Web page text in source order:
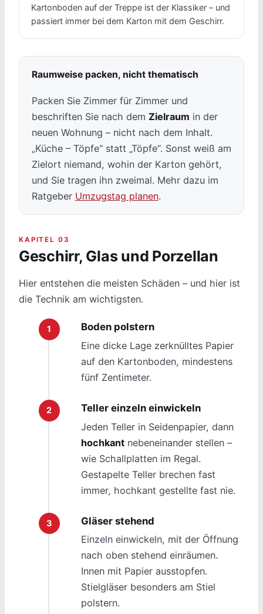
Kartonboden auf der Treppe ist der Klassiker – und
passiert immer bei dem Karton mit dem Geschirr.
Raumweise packen, nicht thematisch
Packen Sie Zimmer für Zimmer und
beschriften Sie nach dem Zielraum in der
neuen Wohnung – nicht nach dem Inhalt.
„Küche – Töpfe“ statt „Töpfe“. Sonst weiß am
Zielort niemand, wohin der Karton gehört,
und Sie tragen ihn zweimal. Mehr dazu im
Ratgeber Umzugstag planen.
KAPITEL 03
Geschirr, Glas und Porzellan
Hier entstehen die meisten Schäden – und hier ist
die Technik am wichtigsten.
Boden polstern
Eine dicke Lage zerknülltes Papier
auf den Kartonboden, mindestens
fünf Zentimeter.
Teller einzeln einwickeln
Jeden Teller in Seidenpapier, dann
hochkant nebeneinander stellen –
wie Schallplatten im Regal.
Gestapelte Teller brechen fast
immer, hochkant gestellte fast nie.
Gläser stehend
Einzeln einwickeln, mit der Öffnung
nach oben stehend einräumen.
Innen mit Papier ausstopfen.
Stielgläser besonders am Stiel
polstern.